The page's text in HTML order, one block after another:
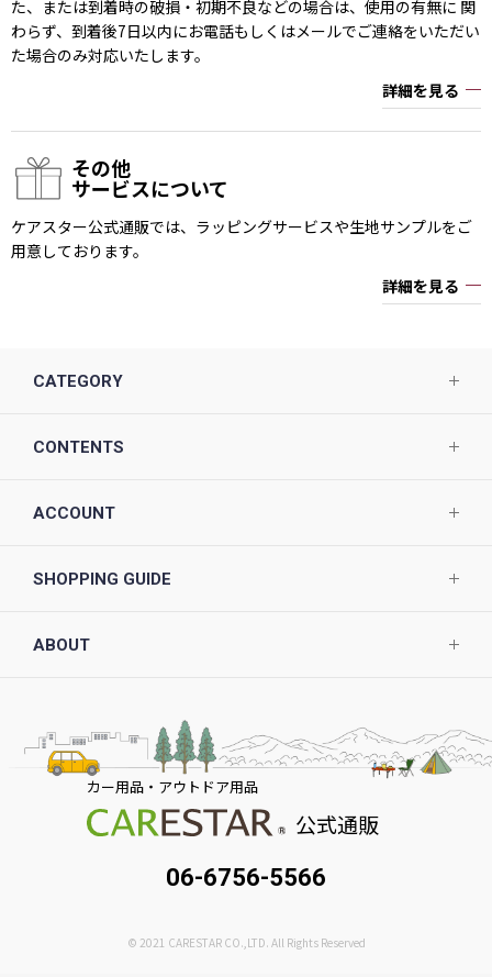
た、または到着時の破損・初期不良などの場合は、使用の有無に 関
わらず、到着後7日以内にお電話もしくはメールでご連絡をいただい
た場合のみ対応いたします。
詳細を見る
その他
サービスについて
ケアスター公式通販では、ラッピングサービスや生地サンプルをご
用意しております。
詳細を見る
CATEGORY
CONTENTS
ACCOUNT
SHOPPING GUIDE
ABOUT
カー用品・アウトドア用品
公式通販
06-6756-5566
© 2021 CARESTAR CO.,LTD. All Rights Reserved